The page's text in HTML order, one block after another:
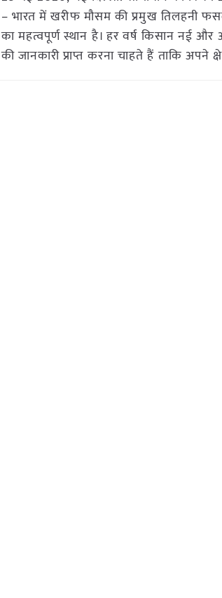
– भारत में खरीफ मौसम की प्रमुख तिलहनी
का महत्वपूर्ण स्थान है। हर वर्ष किसान नई
की जानकारी प्राप्त करना चाहते हैं ताकि अपने